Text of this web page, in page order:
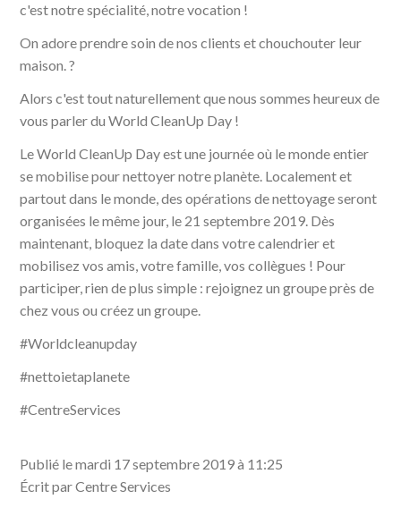
c'est notre spécialité, notre vocation !
On adore prendre soin de nos clients et chouchouter leur
maison. ?
Alors c'est tout naturellement que nous sommes heureux de
vous parler du World CleanUp Day !
Le World CleanUp Day est une journée où le monde entier
se mobilise pour nettoyer notre planète. Localement et
partout dans le monde, des opérations de nettoyage seront
organisées le même jour, le 21 septembre 2019. Dès
maintenant, bloquez la date dans votre calendrier et
mobilisez vos amis, votre famille, vos collègues ! Pour
participer, rien de plus simple : rejoignez un groupe près de
chez vous ou créez un groupe.
#Worldcleanupday
#nettoietaplanete
#CentreServices
Publié le mardi 17 septembre 2019 à 11:25
Écrit par Centre Services